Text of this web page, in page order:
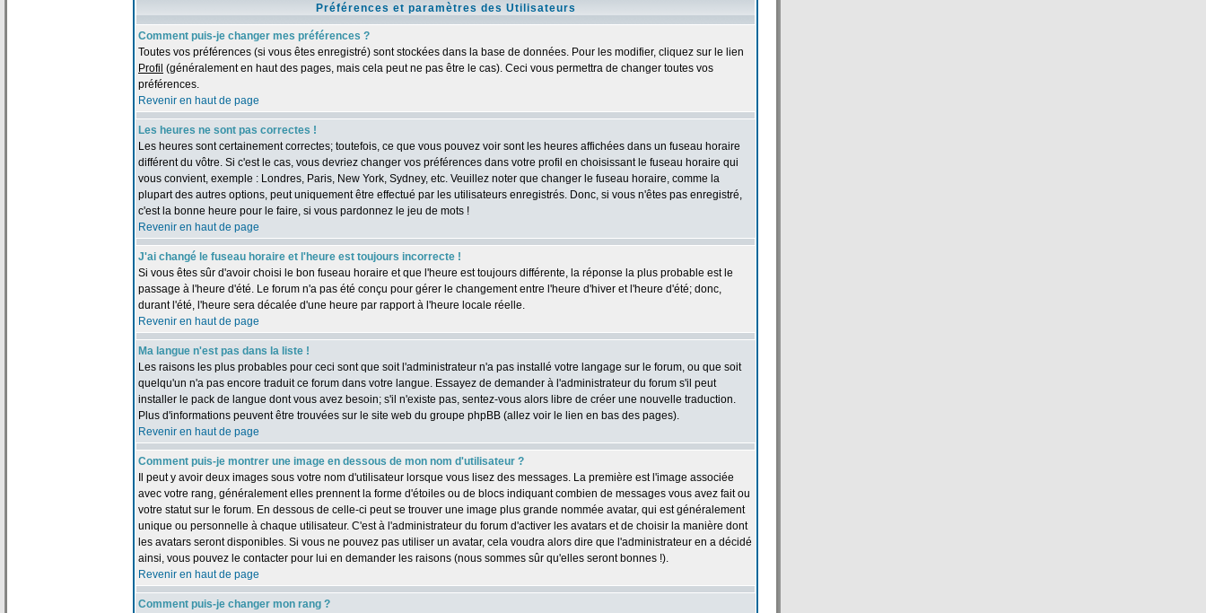
Préférences et paramètres des Utilisateurs
Comment puis-je changer mes préférences ?
Toutes vos préférences (si vous êtes enregistré) sont stockées dans la base de données. Pour les modifier, cliquez sur le lien
Profil (généralement en haut des pages, mais cela peut ne pas être le cas). Ceci vous permettra de changer toutes vos
préférences.
Revenir en haut de page
Les heures ne sont pas correctes !
Les heures sont certainement correctes; toutefois, ce que vous pouvez voir sont les heures affichées dans un fuseau horaire
différent du vôtre. Si c'est le cas, vous devriez changer vos préférences dans votre profil en choisissant le fuseau horaire qui
vous convient, exemple : Londres, Paris, New York, Sydney, etc. Veuillez noter que changer le fuseau horaire, comme la
plupart des autres options, peut uniquement être effectué par les utilisateurs enregistrés. Donc, si vous n'êtes pas enregistré,
c'est la bonne heure pour le faire, si vous pardonnez le jeu de mots !
Revenir en haut de page
J'ai changé le fuseau horaire et l'heure est toujours incorrecte !
Si vous êtes sûr d'avoir choisi le bon fuseau horaire et que l'heure est toujours différente, la réponse la plus probable est le
passage à l'heure d'été. Le forum n'a pas été conçu pour gérer le changement entre l'heure d'hiver et l'heure d'été; donc,
durant l'été, l'heure sera décalée d'une heure par rapport à l'heure locale réelle.
Revenir en haut de page
Ma langue n'est pas dans la liste !
Les raisons les plus probables pour ceci sont que soit l'administrateur n'a pas installé votre langage sur le forum, ou que soit
quelqu'un n'a pas encore traduit ce forum dans votre langue. Essayez de demander à l'administrateur du forum s'il peut
installer le pack de langue dont vous avez besoin; s'il n'existe pas, sentez-vous alors libre de créer une nouvelle traduction.
Plus d'informations peuvent être trouvées sur le site web du groupe phpBB (allez voir le lien en bas des pages).
Revenir en haut de page
Comment puis-je montrer une image en dessous de mon nom d'utilisateur ?
Il peut y avoir deux images sous votre nom d'utilisateur lorsque vous lisez des messages. La première est l'image associée
avec votre rang, généralement elles prennent la forme d'étoiles ou de blocs indiquant combien de messages vous avez fait ou
votre statut sur le forum. En dessous de celle-ci peut se trouver une image plus grande nommée avatar, qui est généralement
unique ou personnelle à chaque utilisateur. C'est à l'administrateur du forum d'activer les avatars et de choisir la manière dont
les avatars seront disponibles. Si vous ne pouvez pas utiliser un avatar, cela voudra alors dire que l'administrateur en a décidé
ainsi, vous pouvez le contacter pour lui en demander les raisons (nous sommes sûr qu'elles seront bonnes !).
Revenir en haut de page
Comment puis-je changer mon rang ?